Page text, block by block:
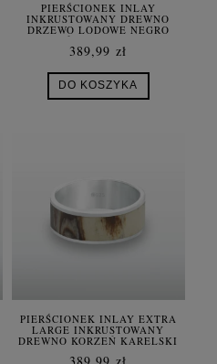
PIERŚCIONEK INLAY
INKRUSTOWANY DREWNO
DRZEWO LODOWE NEGRO
KAMIEŃ TURKUS SREBRO
389,99 zł
DO KOSZYKA
PIERŚCIONEK INLAY EXTRA
LARGE INKRUSTOWANY
DREWNO KORZEŃ KARELSKI